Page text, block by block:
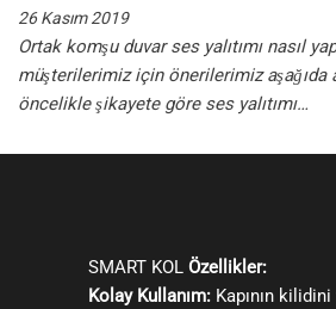
26 Kasım 2019
Ortak komşu duvar ses yalıtımı nasıl
müşterilerimiz için önerilerimiz aşağıda
öncelikle şikayete göre ses yalıtımı…
SMART KOL Özellikler:
Kolay Kullanım:Kapının kilidini